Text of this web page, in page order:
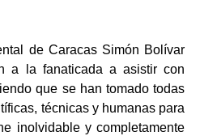
de Caracas Simón Bolívar
a la fanaticada a asistir con
que se han tomado todas
técnicas y humanas para
inolvidable y completamente